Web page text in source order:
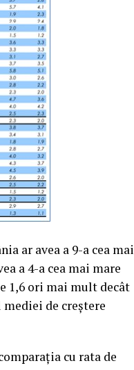
ar avea a 9-a cea mai
a 4-a cea mai mare
1,6 ori mai mult decât
de creştere
cu rata de